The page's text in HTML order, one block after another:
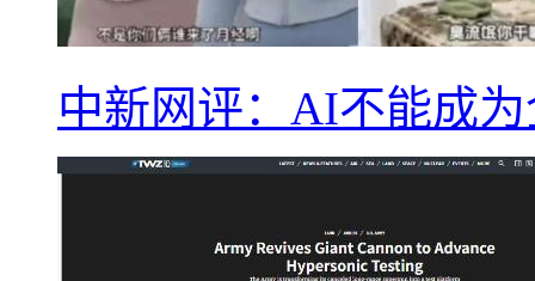
中新网评：AI不能成